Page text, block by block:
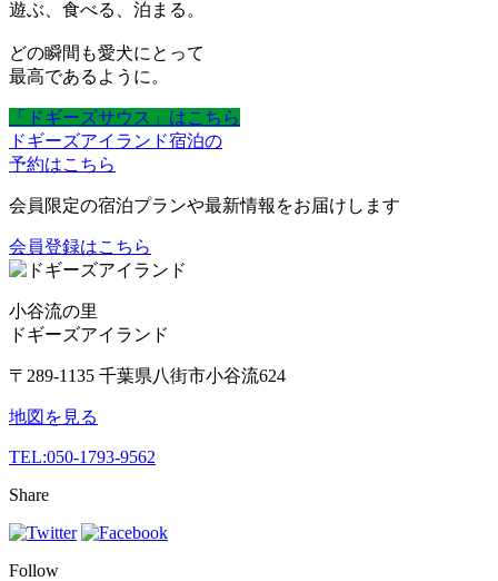
遊ぶ、食べる、泊まる。
どの瞬間も愛犬にとって
最高であるように。
「ドギーズサウス」はこちら
ドギーズアイランド宿泊の
予約はこちら
会員限定の宿泊プランや最新情報をお届けします
会員登録はこちら
小谷流の里
ドギーズアイランド
〒289-1135 千葉県八街市小谷流624
地図を見る
TEL:050-1793-9562
Share
Follow